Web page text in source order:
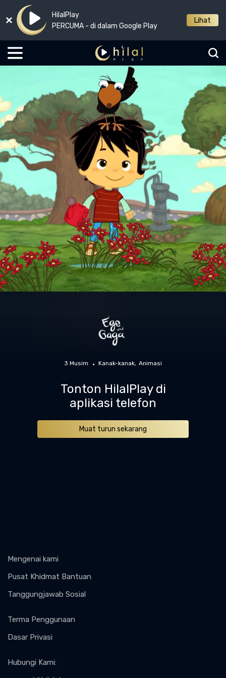
HilalPlay
PERCUMA - di dalam Google Play
Lihat
3 Musim Kanak-kanak Animasi
Tonton HilalPlay di
aplikasi telefon
Muat turun sekarang
Mengenai kami
Pusat Khidmat Bantuan
Tanggungjawab Sosial
Terma Penggunaan
Dasar Privasi
Hubungi Kami: